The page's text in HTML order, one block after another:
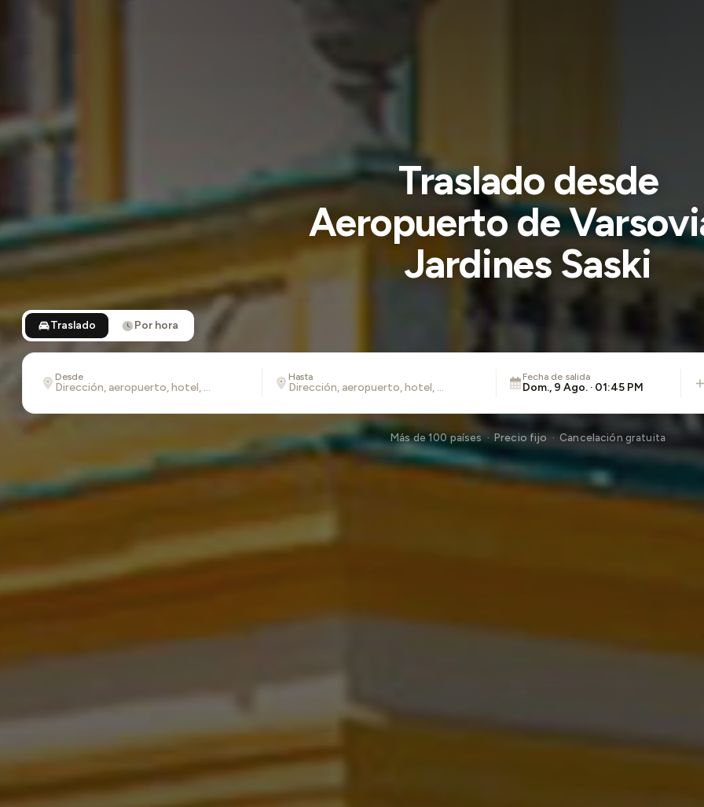
Traslado desde
Aeropuerto de
Jardines Saski
Traslado Por hora
Desde Hasta Fecha de salida
Dom., 9 Ago. · 01:45 PM
Más de 100 países · Precio fijo · Cancelación gratuita